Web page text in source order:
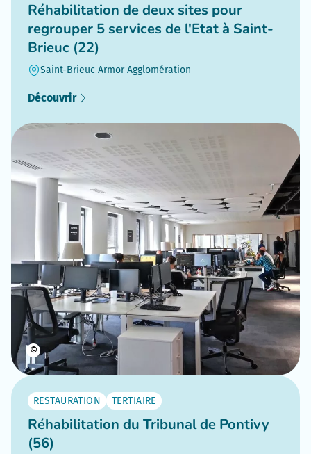
Réhabilitation de deux sites pour
regrouper 5 services de l'Etat à Saint-
Brieuc (22)
Saint-Brieuc Armor Agglomération
Découvrir
©
RESTAURATION TERTIAIRE
Réhabilitation du Tribunal de Pontivy
(56)